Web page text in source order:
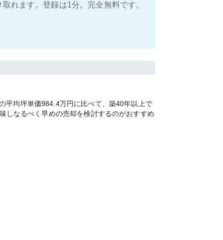
れます。登録は1分。完全無料です。
平均坪単価984.4万円に比べて、築40年以上で
しなるべく早めの売却を検討するのがおすすめ